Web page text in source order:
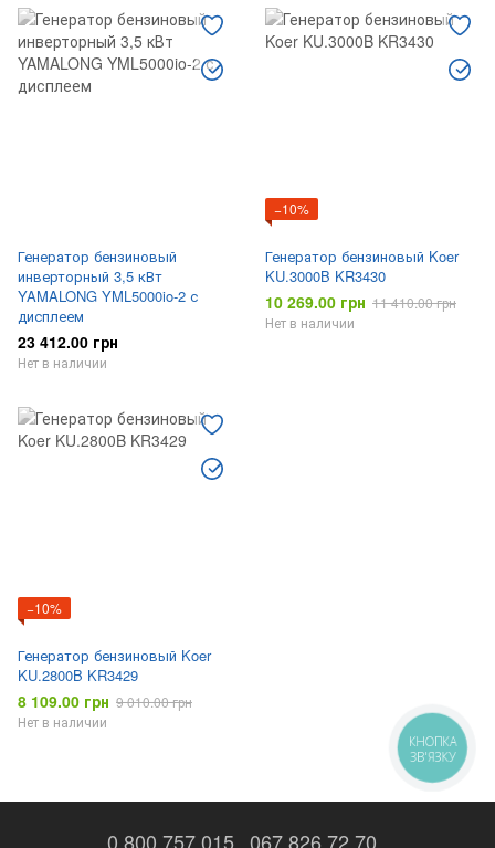
Генератор бензиновый
инверторный 3,5 кВт
YAMALONG YML5000io-2 с
дисплеем
23 412.00 грн
Нет в наличии
−10%
Генератор бензиновый Koer
KU.3000B KR3430
10 269.00 грн 11 410.00 грн
Нет в наличии
−10%
Генератор бензиновый Koer
KU.2800B KR3429
8 109.00 грн 9 010.00 грн
Нет в наличии
0 800 757 015 067 826 72 70
КНОПКА
ЗВ'ЯЗКУ